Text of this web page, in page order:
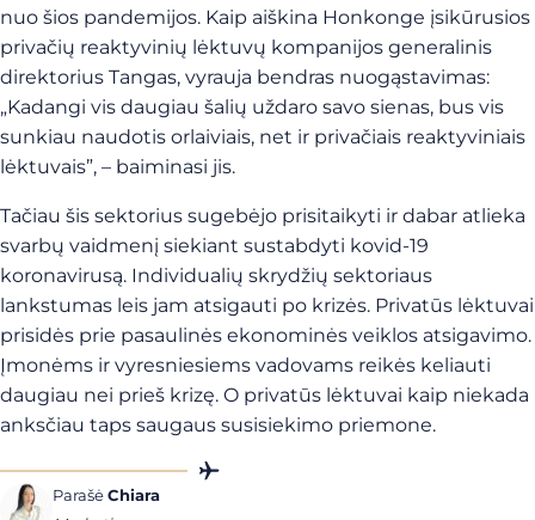
nuo šios pandemijos. Kaip aiškina Honkonge įsikūrusios
privačių reaktyvinių lėktuvų kompanijos generalinis
direktorius Tangas, vyrauja bendras nuogąstavimas:
„Kadangi vis daugiau šalių uždaro savo sienas, bus vis
sunkiau naudotis orlaiviais, net ir privačiais reaktyviniais
lėktuvais”, – baiminasi jis.
Tačiau šis sektorius sugebėjo prisitaikyti ir dabar atlieka
svarbų vaidmenį siekiant sustabdyti kovid-19
koronavirusą. Individualių skrydžių sektoriaus
lankstumas leis jam atsigauti po krizės. Privatūs lėktuvai
prisidės prie pasaulinės ekonominės veiklos atsigavimo.
Įmonėms ir vyresniesiems vadovams reikės keliauti
daugiau nei prieš krizę. O privatūs lėktuvai kaip niekada
anksčiau taps saugaus susisiekimo priemone.
ParašėChiara